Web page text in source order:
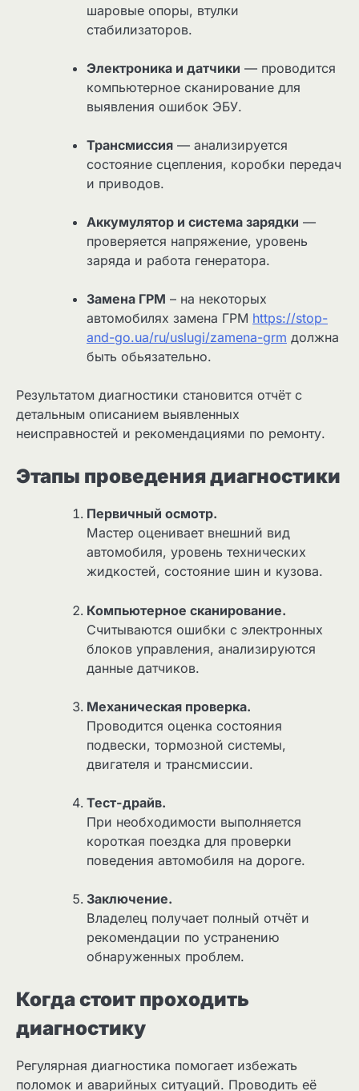
шаровые опоры, втулки
стабилизаторов.
Электроника и датчики — проводится
компьютерное сканирование для
выявления ошибок ЭБУ.
Трансмиссия — анализируется
состояние сцепления, коробки передач
и приводов.
Аккумулятор и система зарядки —
проверяется напряжение, уровень
заряда и работа генератора.
Замена ГРМ – на некоторых
автомобилях замена ГРМ https://stop-
and-go.ua/ru/uslugi/zamena-grm должна
быть обьязательно.
Результатом диагностики становится отчёт с
детальным описанием выявленных
неисправностей и рекомендациями по ремонту.
Этапы проведения диагностики
Первичный осмотр.
Мастер оценивает внешний вид
автомобиля, уровень технических
жидкостей, состояние шин и кузова.
Компьютерное сканирование.
Считываются ошибки с электронных
блоков управления, анализируются
данные датчиков.
Механическая проверка.
Проводится оценка состояния
подвески, тормозной системы,
двигателя и трансмиссии.
Тест-драйв.
При необходимости выполняется
короткая поездка для проверки
поведения автомобиля на дороге.
Заключение.
Владелец получает полный отчёт и
рекомендации по устранению
обнаруженных проблем.
Когда стоит проходить
диагностику
Регулярная диагностика помогает избежать
поломок и аварийных ситуаций. Проводить её